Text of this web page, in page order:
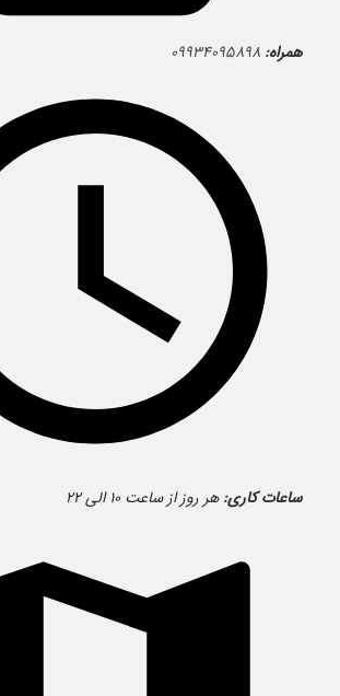
همراه: ۰۹۹۳۴۰۹۵۸۹۸
ساعات کاری: هر روز از ساعت ۱۰ الی ۲۲